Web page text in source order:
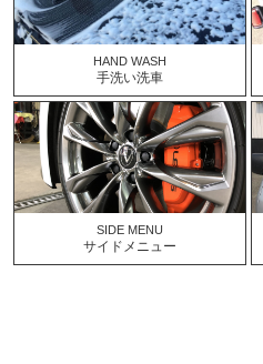
HAND WASH
手洗い洗車
SIDE MENU
サイドメニュー